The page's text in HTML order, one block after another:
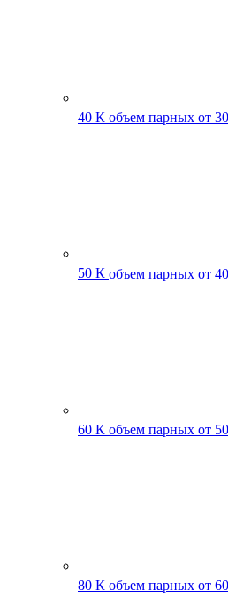
40 К объем парных от
50 К объем парных от
60 К объем парных от
80 К объем парных от